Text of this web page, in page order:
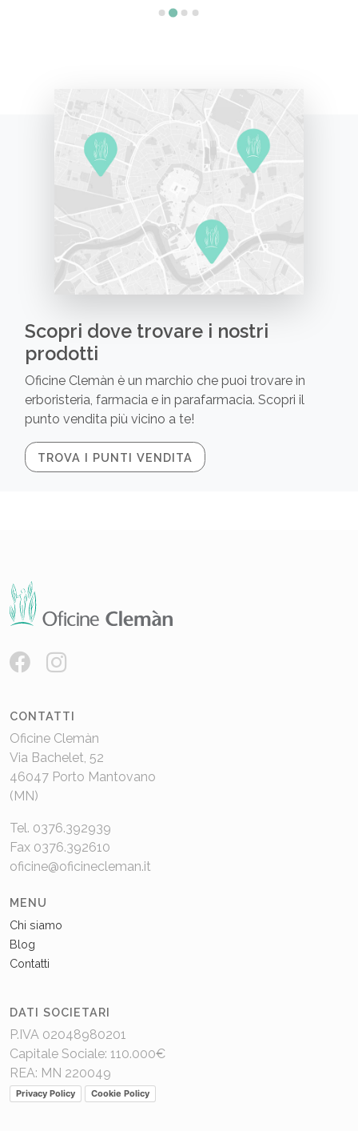
Scopri dove trovare i nostri
prodotti
Oficine Clemàn è un marchio che puoi trovare in
erboristeria, farmacia e in parafarmacia. Scopri il
punto vendita più vicino a te!
TROVA I PUNTI VENDITA
CONTATTI
Oficine Clemàn
Via Bachelet, 52
46047 Porto Mantovano
(MN)
Tel. 0376.392939
Fax 0376.392610
oficine@oficinecleman.it
MENU
Chi siamo
Blog
Contatti
DATI SOCIETARI
P.IVA 02048980201
Capitale Sociale: 110.000€
REA: MN 220049
Privacy Policy Cookie Policy